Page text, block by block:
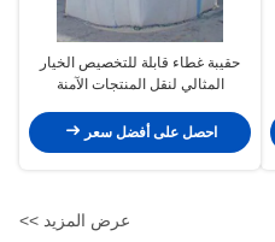
حقيبة غطاء قابلة للتخصيص الخيار
المثالي لنقل المنتجات الآمنة
احصل على أفضل سعر
عرض المزيد >>